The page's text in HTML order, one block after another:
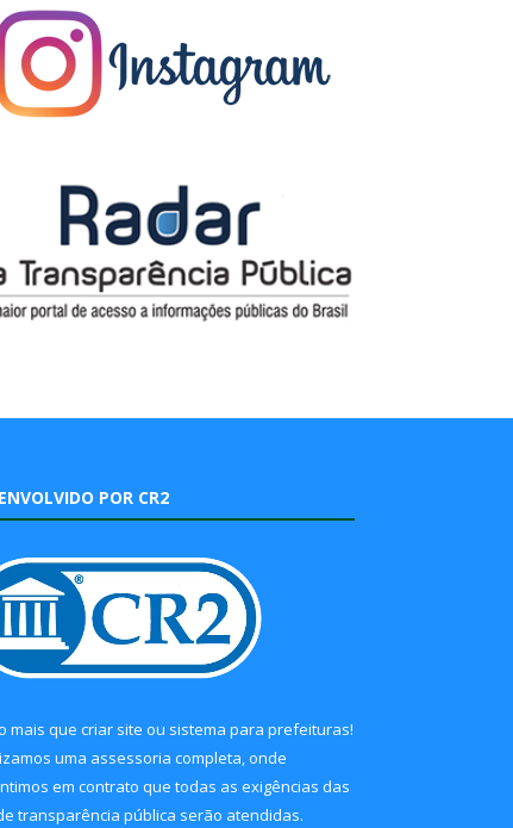
POR CR2
mais que criar site ou sistema para prefeituras!
uma assessoria completa, onde
em contrato que todas as exigências das
transparência pública serão atendidas.